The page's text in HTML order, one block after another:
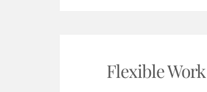
Flexible